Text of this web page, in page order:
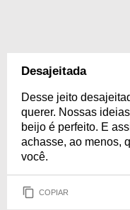
Desajeitada
Desse jeito
querer. Nossas
beijo é perfeito. E
achasse, ao menos,
você.
COPIAR